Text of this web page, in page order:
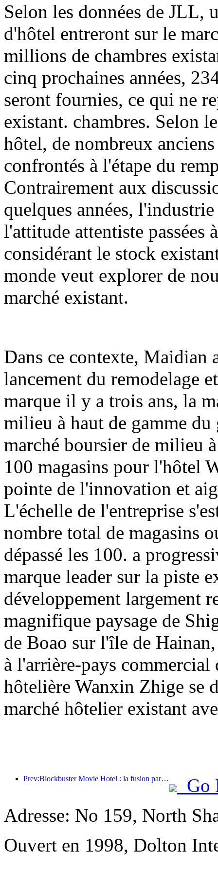
Selon les données de JLL,
d'hôtel entreront sur le
millions de chambres
cinq prochaines années,
seront fournies, ce qui ne
existant. chambres. Selon
hôtel, de nombreux
confrontés à l'étape du
Contrairement aux
quelques années,
l'attitude attentiste
considérant le stock
monde veut explorer de
marché existant.
Dans ce contexte, Maidian
lancement du remodelage
marque il y a trois ans, la
milieu à haut de gamme
marché boursier de milieu
100 magasins pour l'hôtel
pointe de l'innovation et
L'échelle de l'entreprise
nombre total de magasins
dépassé les 100. a
marque leader sur la piste
développement largement
magnifique paysage de
de Boao sur l'île de
à l'arrière-pays
hôtelière Wanxin Zhige se
marché hôtelier existant
Prev:Blockbuster Movie Hotel : la fusion parfaite entre affaires et cinéma
Go
Adresse: No 159, North
Ouvert en 1998, Dolton